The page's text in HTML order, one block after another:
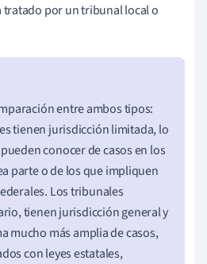
por un tribunal local o
entre ambos tipos:
tienen jurisdicción limitada, lo
conocer de casos en los
parte o de los que impliquen
Los tribunales
tienen jurisdicción general y
mucho más amplia de casos,
con leyes estatales,